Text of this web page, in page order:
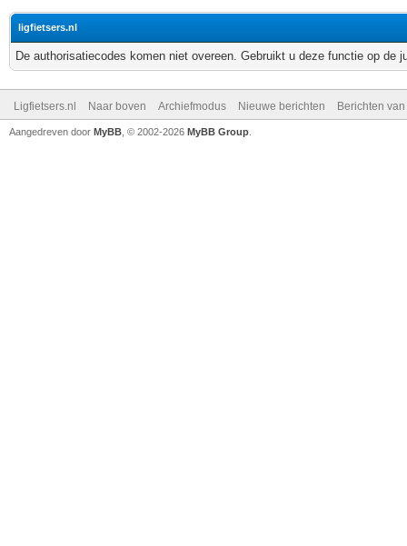
ligfietsers.nl
De authorisatiecodes komen niet overeen. Gebruikt u deze functie op de
Ligfietsers.nl Naar boven Archiefmodus Nieuwe berichten Berichten
Aangedreven door MyBB , © 2002-2026 MyBB Group